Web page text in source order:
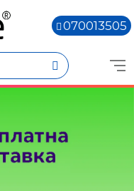
070013505